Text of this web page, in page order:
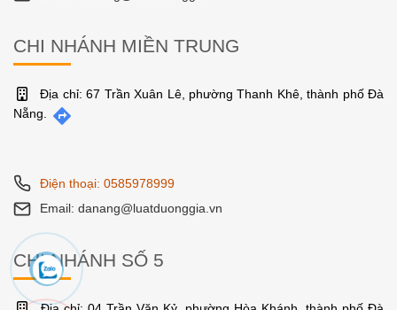
CHI NHÁNH MIỀN TRUNG
Địa chỉ: 67 Trần Xuân Lê, phường Thanh Khê, thành phố Đà
Nẵng.
Điện thoại: 0585978999
Email: danang@luatduonggia.vn
CHI NHÁNH SỐ 5